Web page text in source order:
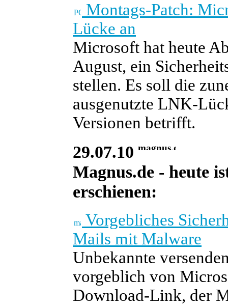
Montags-Patch:
Lücke an
Microsoft hat heute
August, ein
stellen. Es soll die
ausgenutzte LNK-
Versionen betrifft.
29.07.10
Magnus.de - heute
erschienen:
Vorgebliches
Mails mit Malware
Unbekannte
vorgeblich von
Download-Link, der